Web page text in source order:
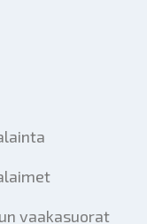
vaakasuorat